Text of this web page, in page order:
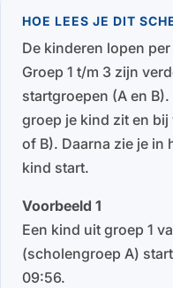
HOE LEES JE DIT
De kinderen lopen
Groep 1 t/m 3 zijn
startgroepen (A en
groep je kind zit en
of B). Daarna zie je in
kind start.
Voorbeeld 1
Een kind uit groep 1
(scholengroep A)
09:56.